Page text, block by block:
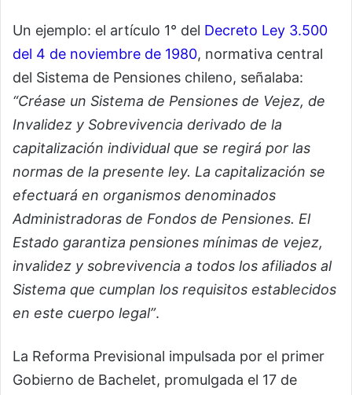
Un ejemplo: el artículo 1° del Decreto Ley 3.500
del 4 de noviembre de 1980, normativa central
del Sistema de Pensiones chileno, señalaba:
“Créase un Sistema de Pensiones de Vejez, de
Invalidez y Sobrevivencia derivado de la
capitalización individual que se regirá por las
normas de la presente ley. La capitalización se
efectuará en organismos denominados
Administradoras de Fondos de Pensiones. El
Estado garantiza pensiones mínimas de vejez,
invalidez y sobrevivencia a todos los afiliados al
Sistema que cumplan los requisitos establecidos
en este cuerpo legal”.
La Reforma Previsional impulsada por el primer
Gobierno de Bachelet, promulgada el 17 de